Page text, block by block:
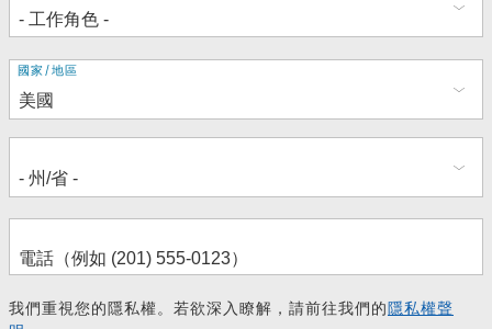
地
址
國家/地區
我們重視您的隱私權。若欲深入瞭解，請前往我們的隱私權聲